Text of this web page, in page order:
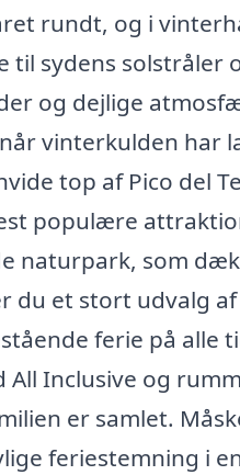
rundt, og i
til sydens
og dejlige
vinterkulden har
top af Pico del
populære
naturpark, som
du et stort udvalg
ferie på alle
All Inclusive og
er samlet.
feriestemning i